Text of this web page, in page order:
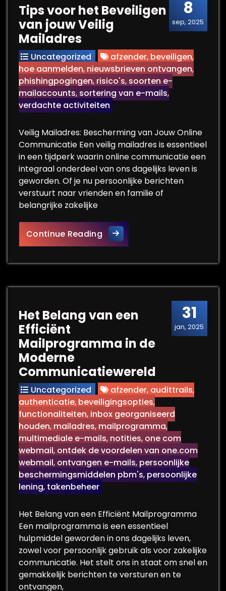
8
sep, 2025
Tips voor het Beveiligen
van jouw Veilig
Mailadres
Uncategorized afzender, beveiligen,
hoe aanmelden, nieuwsbrieven ontvangen,
phishingpogingen, risico's, soorten e-
mailaccounts, sortering van e-mails,
verdachte activiteiten
Veilig Mailadres: Bescherming van Jouw Online
Communicatie Een veilig mailadres is essentieel
in een tijdperk waarin online communicatie een
integraal onderdeel van ons dagelijks leven is
geworden. Of je nu persoonlijke berichten
verstuurt naar vrienden en familie of
belangrijke zakelijke
Continue ReadingTips voor het Beveiligen van
31
jan, 2025
Het Belang van een
Efficiënt
Mailprogramma in de
Moderne
Communicatiewereld
Uncategorized afzender, audittrails,
authenticatie, beveiligingsopties,
functionaliteiten, inbox georganiseerd
houden, mailadres, mailprogramma,
multimediale e-mails, notities, one com
webmail, ontdek de voordelen van one.com
webmail, ontvangen e-mails, persoonlijke
beschermingsmiddelen pbm's, persoonlijke
lening, takenbeheer
Het Belang van een Efficiënt Mailprogramma
Een mailprogramma is een essentieel
hulpmiddel geworden in ons dagelijks leven,
zowel voor persoonlijk gebruik als voor zakelijke
communicatie. Het stelt ons in staat om snel en
gemakkelijk berichten te versturen en te
ontvangen,